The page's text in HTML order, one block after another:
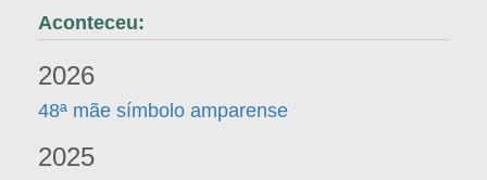
Aconteceu:
2026
48ª mãe símbolo amparense
2025